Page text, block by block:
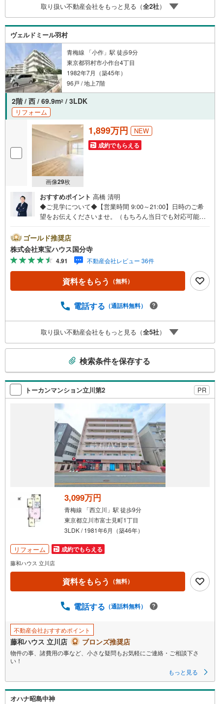
取り扱い不動産会社をもっと見る（全2社）
ヴェルドミール羽村
青梅線 「小作」駅 徒歩9分
東京都羽村市小作台4丁目
1982年7月（築45年）
96戸 / 地上7階
2階 / 西 / 69.9m2 / 3LDK
リフォーム
画像29枚
1,899万円 NEW
成約でもらえる
おすすめポイント 高橋 清明
◆ご見学について◆【営業時間 9:00～21:00】日時のご希
望をお伝えくださいませ。（もちろん当日でも対応可能で
のご連絡をおすすめいたします。「室内・現地を見学す
る」ボタンよりご予約いただくと、スムーズにご案内可能
です。事前に鍵の手配や内覧準備が必要な場合がございま
すのでご了承ください。◆TOHO HOUSE CLUB◆弊社で売
買いただいたお客様はTOHO HOUSE CLUBにご加入いただ
けます。10～20、30年後のリフォーム、保険やローンの見
ご提供いたします。◆FPによるライフサポート◆専属ファ
を問わず、安心してご利用いただけます。◆安心の環境◆
無料駐車場、キッズスペースを完備し、ご家族でのご来店
ゴールド推奨店
株式会社東宝ハウス国分寺
4.91 不動産会社レビュー 36件
資料をもらう （無料）
電話する （通話料無料）
取り扱い不動産会社をもっと見る（全5社）
検
索
条
マ
イ
ペ
ジ
存
す
る
検索条件を保存する
トーカンマンション立川第2 PR
3,099万円
青梅線 「西立川」駅 徒歩9分
東京都立川市富士見町1丁目
3LDK / 1981年6月（築46年）
リフォーム 成約でもらえる
藤和ハウス 立川店
資料をもらう （無料）
電話する （通話料無料）
不動産会社おすすめポイント
藤和ハウス 立川店 ブロンズ推奨店
物件の事、諸費用の事など、小さな疑問もお気軽にご連絡・ご相談下さ
い！
もっと見る
オハナ昭島中神